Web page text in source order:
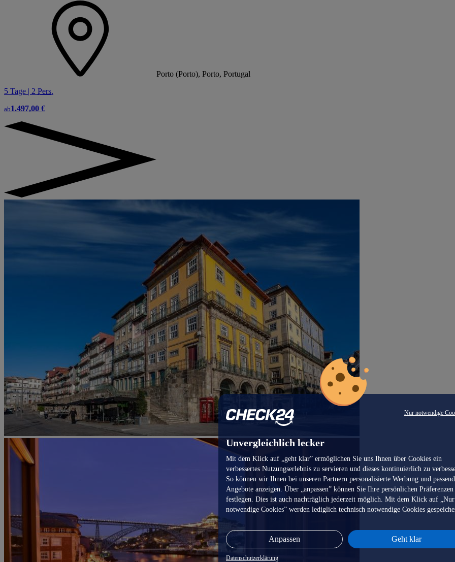
Nur notwendige
Unvergleichlich lecker
Mit dem Klick auf „geht klar” ermöglichen Sie uns Ihnen über Cookies ein
verbessertes Nutzungserlebnis zu servieren und dieses kontinuierlich zu
So können wir Ihnen bei unseren Partnern personalisierte Werbung und
Angebote anzeigen. Über „anpassen” können Sie Ihre persönlichen Präferenzen
festlegen. Dies ist auch nachträglich jederzeit möglich. Mit dem Klick auf „Nur
notwendige Cookies” werden lediglich technisch notwendige Cookies
Anpassen Geht klar
Datenschutzerklärung
Porto (Porto), Porto, Portugal
5 Tage | 2 Pers.
ab1.497,00 €